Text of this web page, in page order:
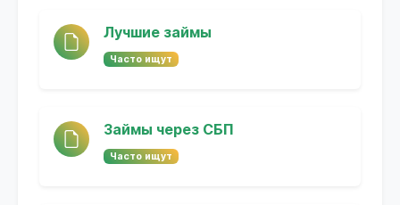
Лучшие займы
Часто ищут
Займы через СБП
Часто ищут